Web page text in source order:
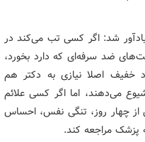
شد: اگر کسی تب می‌کند در
ضد سرفه‌ای که دارد بخورد،
خفیف اصلا نیازی به دکتر هم
می‌دهند، اما اگر کسی علائم
چهار روز، تنگی نفس، احساس
پزشک مراجعه کند.